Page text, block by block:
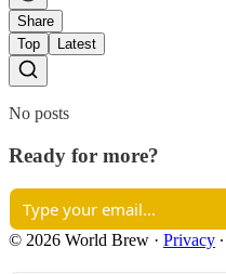
Share
Top
Latest
No posts
Ready for more?
© 2026 World Brew · Privacy ∙